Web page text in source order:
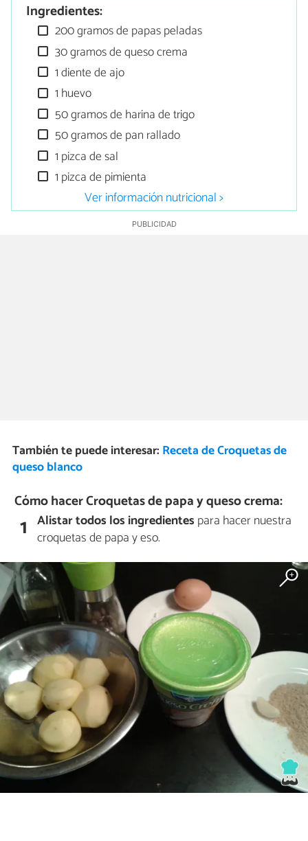
Ingredientes:
200 gramos de papas peladas
30 gramos de queso crema
1 diente de ajo
1 huevo
50 gramos de harina de trigo
50 gramos de pan rallado
1 pizca de sal
1 pizca de pimienta
Ver información nutricional >
También te puede interesar: Receta de Croquetas de
queso blanco
Cómo hacer Croquetas de papa y queso crema:
1 Alistar todos los ingredientes para hacer nuestra
croquetas de papa y eso.